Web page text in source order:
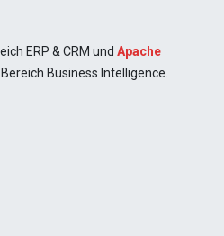
ERP & CRM und Apache
Business Intelligence.